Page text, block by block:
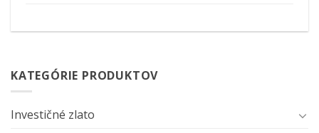
KATEGÓRIE PRODUKTOV
Investičné zlato